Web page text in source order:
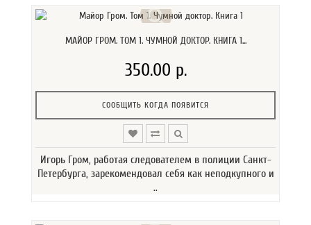
МАЙОР ГРОМ. ТОМ 1. ЧУМНОЙ ДОКТОР. КНИГА 1...
350.00 р.
СООБЩИТЬ КОГДА ПОЯВИТСЯ
Игорь Гром, работая следователем в полиции Санкт-
Петербурга, зарекомендовал себя как неподкупного и
..